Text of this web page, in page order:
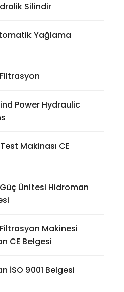
Silindir
Yağlama
Power Hydraulic
Makinası CE
Ünitesi Hidroman
Makinesi
CE Belgesi
İSO 9001 Belgesi